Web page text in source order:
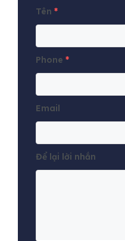
Tên *
Phone *
Email
Để lại lời nhắn